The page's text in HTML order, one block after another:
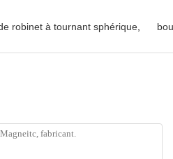
robinet à tournant sphérique